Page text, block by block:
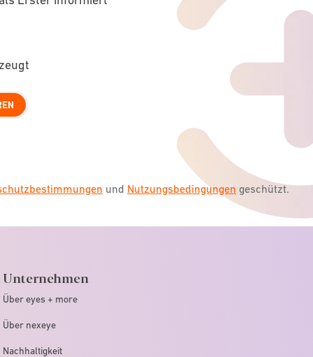
und Nutzungsbedingungen geschützt.
Unternehmen
Über eyes + more
Über nexeye
Nachhaltigkeit